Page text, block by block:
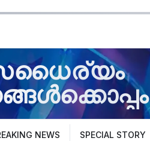
NEWS SPECIAL STORY